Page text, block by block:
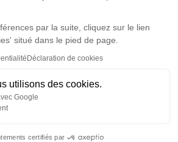
par la suite, cliquez sur le lien
situé dans le pied de page.
Déclaration de cookies
utilisons des cookies.
Google
certifiés par
de la communication
approfondie